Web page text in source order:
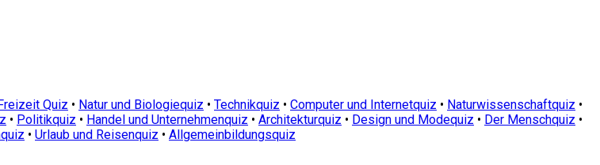
Quiz • Natur und Biologiequiz • Technikquiz • Computer und Internetquiz • Naturwissenschaftquiz •
• Politikquiz • Handel und Unternehmenquiz • Architekturquiz • Design und Modequiz • Der Menschquiz •
• Urlaub und Reisenquiz • Allgemeinbildungsquiz